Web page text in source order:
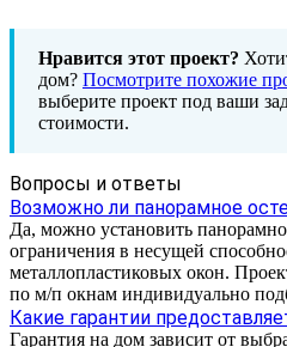
Нравится этот проект?
дом? Посмотрите похожие
выберите проект под ваши
стоимости.
Вопросы и ответы
Возможно ли панорамное
Да, можно установить
ограничения в несущей
металлопластиковых окон.
по м/п окнам индивидуально
Какие гарантии
Гарантия на дом зависит от